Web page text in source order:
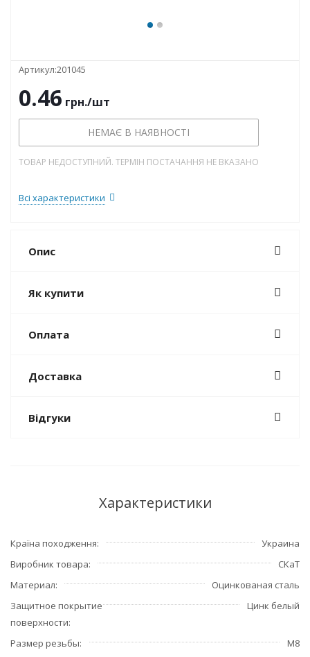
Артикул:201045
0.46 грн./шт
НЕМАЄ В НАЯВНОСТІ
ТОВАР НЕДОСТУПНИЙ. ТЕРМІН ПОСТАЧАННЯ НЕ ВКАЗАНО
Всі характеристики
Опис
Як купити
Оплата
Доставка
Відгуки
Характеристики
Країна походження
Украина
Виробник товара
СКаТ
Материал
Оцинкованая сталь
Защитное покрытие
поверхности
Цинк белый
Размер резьбы
M8